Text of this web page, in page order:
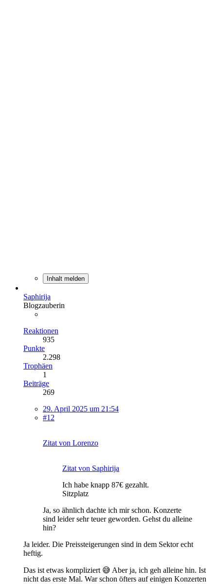
Inhalt melden
Saphirija
Blogzauberin
Reaktionen
935
Punkte
2.298
Trophäen
1
Beiträge
269
29. April 2025 um 21:54
#12
Zitat von Lorenzo
Zitat von Saphirija
Ich habe knapp 87€ gezahlt.
Sitzplatz
Ja, so ähnlich dachte ich mir schon. Konzerte
sind leider sehr teuer geworden. Gehst du alleine
hin?
Ja leider. Die Preissteigerungen sind in dem Sektor echt
heftig.
Das ist etwas kompliziert 😅 Aber ja, ich geh alleine hin. Ist
nicht das erste Mal. War schon öfters auf einigen Konzerten